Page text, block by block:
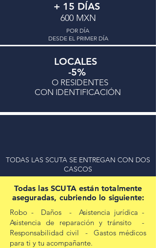
ENTREGA GRATUITA
4 días en adelante, solo PV hasta la Zona
Romántica
+ 15 DÍAS
600 MXN
POR DÍA
DESDE EL PRIMER DÍA
LOCALES
-5%
O RESIDENTES
CON IDENTIFICACIÓN
TODAS LAS SCUTA SE ENTREGAN CON DOS
CASCOS
Todas las SCUTA están totalmente
aseguradas, cubriendo lo siguiente:
Todas las SCUTA están totalmente
aseguradas, cubriendo lo siguiente:
Robo - Daños - Asistencia jurídica -
Asistencia de reparación y tránsito -
Responsabilidad civil - Gastos médicos
para ti y tu acompañante.